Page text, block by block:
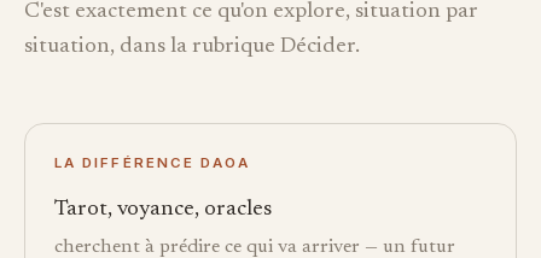
C'est exactement ce qu'on explore, situation par
situation, dans la rubrique Décider.
LA DIFFÉRENCE DAOA
Tarot, voyance, oracles
cherchent à prédire ce qui va arriver — un futur